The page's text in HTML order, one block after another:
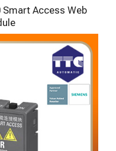
Smart Access Web